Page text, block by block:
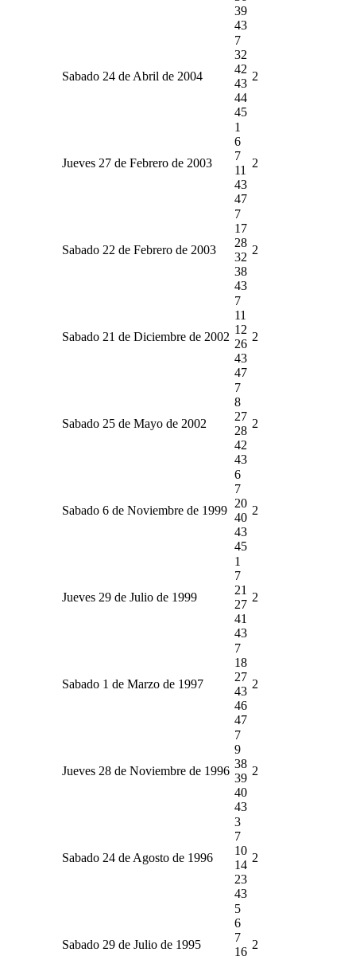
39
43
Sabado 24 de Abril de 2004
7
32
42
43
44
45
2
Jueves 27 de Febrero de 2003
1
6
7
11
43
47
2
Sabado 22 de Febrero de 2003
7
17
28
32
38
43
2
Sabado 21 de Diciembre de 2002
7
11
12
26
43
47
2
Sabado 25 de Mayo de 2002
7
8
27
28
42
43
2
Sabado 6 de Noviembre de 1999
6
7
20
40
43
45
2
Jueves 29 de Julio de 1999
1
7
21
27
41
43
2
Sabado 1 de Marzo de 1997
7
18
27
43
46
47
2
Jueves 28 de Noviembre de 1996
7
9
38
39
40
43
2
Sabado 24 de Agosto de 1996
3
7
10
14
23
43
2
Sabado 29 de Julio de 1995
5
6
7
16
2